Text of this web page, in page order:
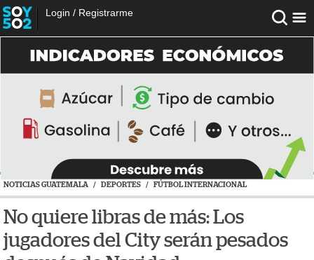
Login / Registrarme
NOTICIAS GUATEMALA / DEPORTES / FÚTBOL INTERNACIONAL
No quiere libras de más: Los
jugadores del City serán pesados